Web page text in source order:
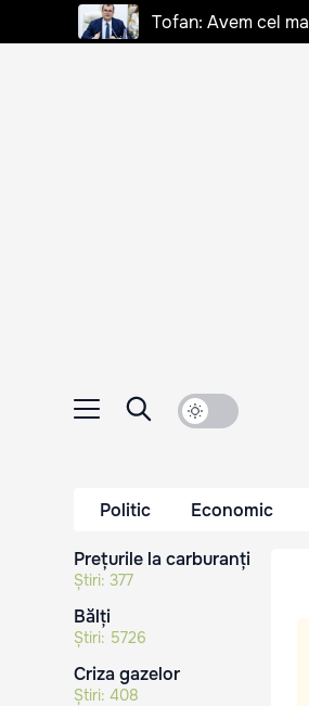
Tofan: Avem cel
Politic Economic
Prețurile la carburanți
Știri: 377
Bălți
Știri: 5726
Criza gazelor
Știri: 408